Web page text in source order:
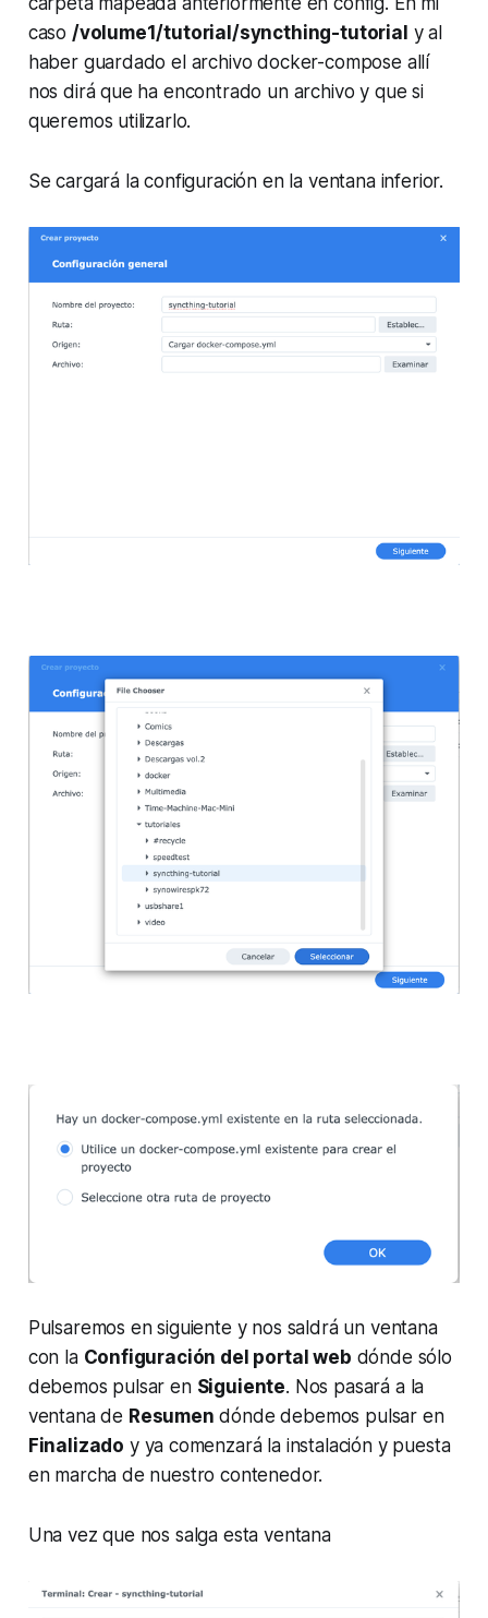
caso /volume1/tutorial/syncthing-tutorial y al
haber guardado el archivo docker-compose allí
nos dirá que ha encontrado un archivo y que si
queremos utilizarlo.
Se cargará la configuración en la ventana inferior.
Pulsaremos en siguiente y nos saldrá un ventana
con la Configuración del portal web dónde sólo
debemos pulsar en Siguiente. Nos pasará a la
ventana de Resumen dónde debemos pulsar en
Finalizado y ya comenzará la instalación y puesta
en marcha de nuestro contenedor.
Una vez que nos salga esta ventana